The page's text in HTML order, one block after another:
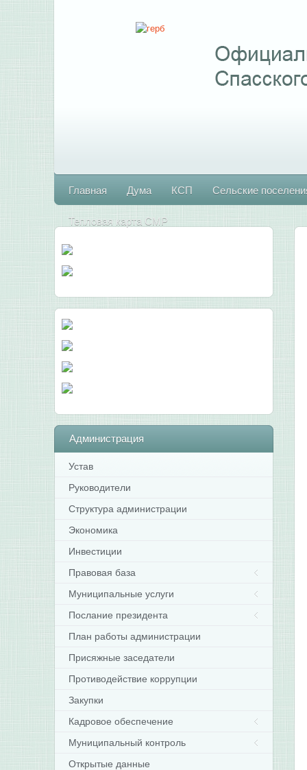
Главная Дума КСП Сельские
Тепловая карта СМР
Администрация
Устав
Руководители
Структура администрации
Экономика
Инвестиции
Правовая база
Муниципальные услуги
Послание президента
План работы администрации
Присяжные заседатели
Противодействие коррупции
Закупки
Кадровое обеспечение
Муниципальный контроль
Открытые данные